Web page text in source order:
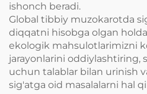
ishonch beradi.
Global tibbiy muzokarotda
diqqatni hisobga olgan
ekologik mahsulotlarimizni
jarayonlarini oddiylashtiring,
uchun talablar bilan urinish
sig'atga oid masalalarni hal